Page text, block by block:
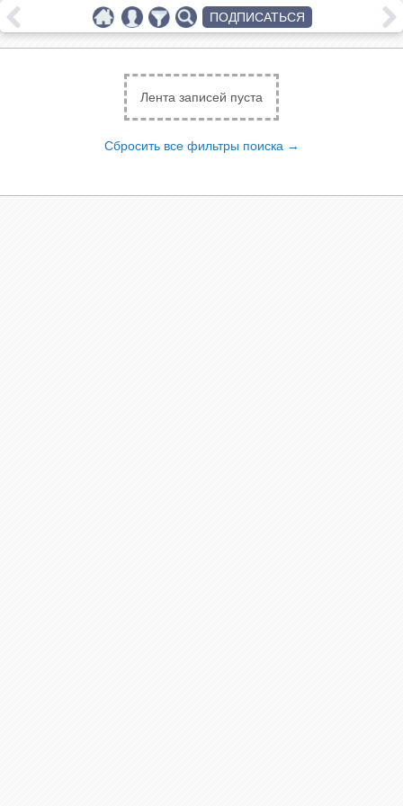
Лента записей пуста
Сбросить все фильтры поиска →
ПОДПИСАТЬСЯ